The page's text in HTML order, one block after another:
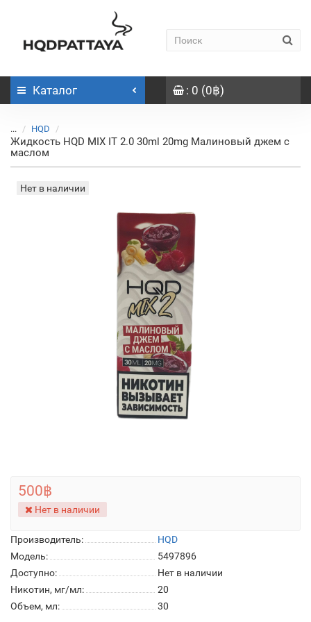
Каталог : 0 (0฿)
... HQD
Жидкость HQD MIX IT 2.0 30ml 20mg Малиновый джем с
маслом
Нет в наличии
Производитель:
HQD
Модель:
5497896
Доступно:
Нет в наличии
Никотин, мг/мл:
20
Объем, мл:
30
500฿
Нет в наличии